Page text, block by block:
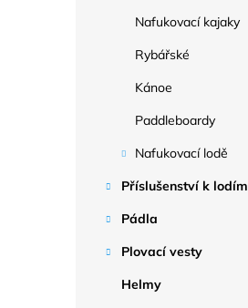
Nafukovací kajaky
Rybářské
Kánoe
Paddleboardy
Nafukovací lodě
Příslušenství k lodím
Pádla
Plovací vesty
Helmy